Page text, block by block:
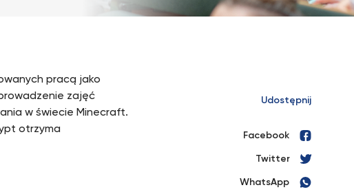
pracą jako
zajęć
w świecie Minecraft.
otrzyma
Udostępnij
Facebook
Twitter
WhatsApp